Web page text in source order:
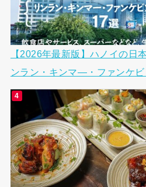
【2026年最新版】ハノイの日
ンラン・キンマ―・ファンケ